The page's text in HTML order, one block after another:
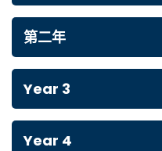
第二年
Year 3
Year 4